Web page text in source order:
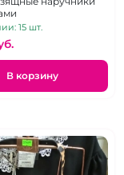
15 шт.
В корзину